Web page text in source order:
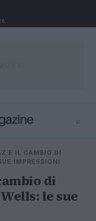
⌕
E IL CAMBIO DI
IMPRESSIONI
di
le sue